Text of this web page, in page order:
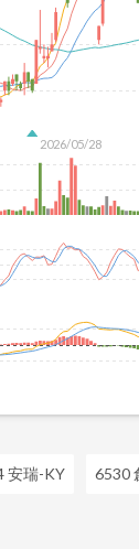
2026/05/28
安瑞-KY 6530